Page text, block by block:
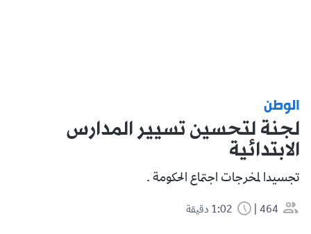
الوطن
لجنة لتحسين تسيير المدارس
الابتدائية
تجسيدا لمخرجات اجتماع الحكومة .
464